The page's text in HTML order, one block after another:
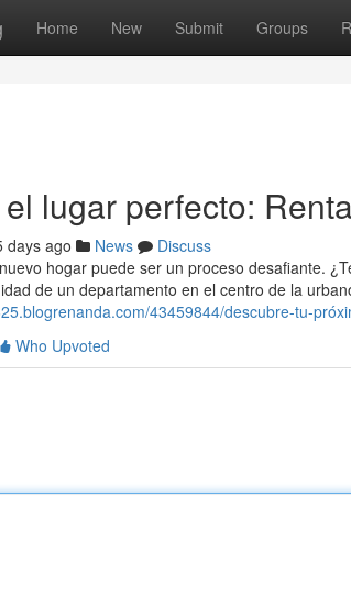
Home New Submit Groups
lugar perfecto:
days ago News
Discuss
hogar puede ser un proceso desafiante.
de un departamento en el centro de la
43459844/descubre-tu-
Who Upvoted